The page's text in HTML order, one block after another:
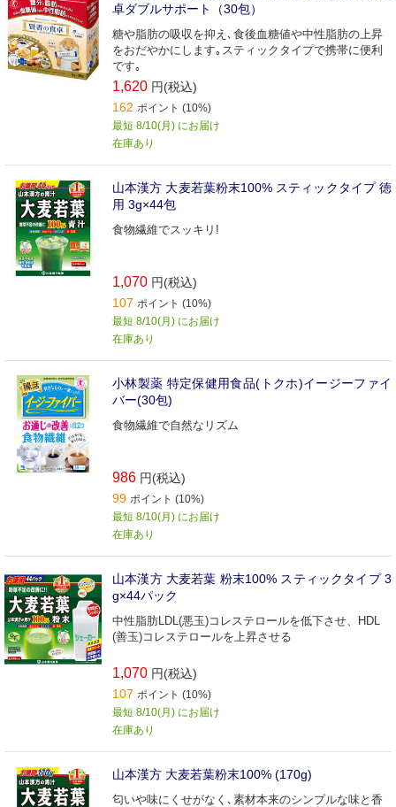
卓ダブルサポート（30包）
糖や脂肪の吸収を抑え､食後血糖値や中性脂肪の上昇
をおだやかにします｡スティックタイプで携帯に便利
です｡
1,620 円(税込)
162 ポイント (10%)
最短 8/10(月) にお届け
在庫あり
山本漢方 大麦若葉粉末100% スティックタイプ 徳
用 3g×44包
食物繊維でスッキリ!
1,070 円(税込)
107 ポイント (10%)
最短 8/10(月) にお届け
在庫あり
小林製薬 特定保健用食品(トクホ)イージーファイ
バー(30包)
食物繊維で自然なリズム
986 円(税込)
99 ポイント (10%)
最短 8/10(月) にお届け
在庫あり
山本漢方 大麦若葉 粉末100% スティックタイプ 3
g×44パック
中性脂肪LDL(悪玉)コレステロールを低下させ、HDL
(善玉)コレステロールを上昇させる
1,070 円(税込)
107 ポイント (10%)
最短 8/10(月) にお届け
在庫あり
山本漢方 大麦若葉粉末100% (170g)
匂いや味にくせがなく､素材本来のシンプルな味と香